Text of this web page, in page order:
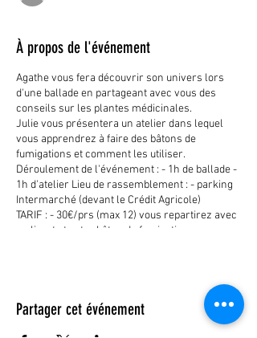
À propos de l'événement
Agathe vous fera découvrir son univers lors
d'une ballade en partageant avec vous des
conseils sur les plantes médicinales.
Julie vous présentera un atelier dans lequel
vous apprendrez à faire des bâtons de
fumigations et comment les utiliser.
Déroulement de l'événement : - 1h de ballade -
1h d'atelier Lieu de rassemblement : - parking
Intermarché (devant le Crédit Agricole)
TARIF : - 30€/prs (max 12) vous repartirez avec
un livret et votre bâton de fumigation
Partager cet événement